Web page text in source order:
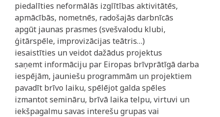
piedalīties neformālās izglītības aktivitātēs,
apmācībās, nometnēs, radošajās darbnīcās
apgūt jaunas prasmes (svešvalodu klubi,
ģitārspēle, improvizācijas teātris…)
iesaistīties un veidot dažādus projektus
saņemt informāciju par Eiropas brīvprātīgā darba
iespējām, jauniešu programmām un projektiem
pavadīt brīvo laiku, spēlējot galda spēles
izmantot semināru, brīvā laika telpu, virtuvi un
iekšpagalmu savas interešu grupas vai